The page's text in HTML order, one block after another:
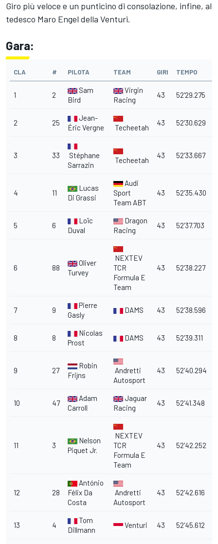
Giro più veloce e un punticino di consolazione, infine, al
tedesco Maro Engel della Venturi.
Gara:
CLA # PILOTA TEAM GIRI TEMPO
1 2
Sam
Bird
Virgin
Racing
43 52'29.275
2 25
Jean-
Éric Vergne
Techeetah
43 52'30.629
3 33
Stéphane
Sarrazin
Techeetah
43 52'33.667
4 11
Lucas
Di Grassi
Audi
Sport
Team ABT
43 52'35.430
5 6
Loïc
Duval
Dragon
Racing
43 52'37.703
6 88
Oliver
Turvey
NEXTEV
TCR
Formula E
Team
43 52'38.227
7 9
Pierre
Gasly
DAMS 43 52'38.596
8 8
Nicolas
Prost
DAMS 43 52'39.311
9 27
Robin
Frijns
Andretti
Autosport
43 52'40.294
10 47
Adam
Carroll
Jaguar
Racing
43 52'41.348
11 3
Nelson
Piquet Jr.
NEXTEV
TCR
Formula E
Team
43 52'42.252
12 28
António
Félix Da
Costa
Andretti
Autosport
43 52'42.616
13 4
Tom
Dillmann
Venturi 43 52'45.612